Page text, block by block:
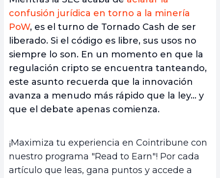
confusión jurídica en torno a la minería
PoW, es el turno de Tornado Cash de ser
liberado. Si el código es libre, sus usos no
siempre lo son. En un momento en que la
regulación cripto se encuentra tanteando,
este asunto recuerda que la innovación
avanza a menudo más rápido que la ley… y
que el debate apenas comienza.
¡Maximiza tu experiencia en Cointribune con
nuestro programa "Read to Earn"! Por cada
artículo que leas, gana puntos y accede a